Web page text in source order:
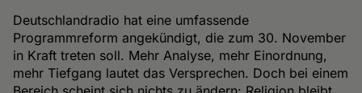
Deutschlandradio hat eine umfassende
Programmreform angekündigt, die zum 30. November
in Kraft treten soll. Mehr Analyse, mehr Einordnung,
mehr Tiefgang lautet das Versprechen. Doch bei einem